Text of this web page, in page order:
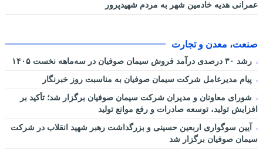
عمرانی هدیه خادمین شهر به مردم شهیدپرور
صنعت، معدن و تجارت
رشد ۳۰ درصدی درآمد فروش سیمان صوفیان در سه‌ماهه نخست ۱۴۰۵
پیام مدیرعامل شرکت سیمان صوفیان به مناسبت روز خبرنگار
شورای معاونان و مدیران شرکت سیمان صوفیان برگزار شد؛ تأکید بر
افزایش تولید، توسعه صادرات و رفع موانع تولید
آیین سوگواری اربعین حسینی و بزرگداشت رهبر شهید انقلاب در شرکت
سیمان صوفیان برگزار شد